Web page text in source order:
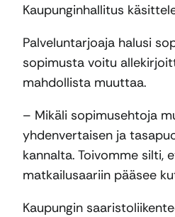
Kaupunginhallitus
Palveluntarjoaja halusi
sopimusta voitu
mahdollista muuttaa.
– Mikäli sopimusehtoja
yhdenvertaisen ja
kannalta. Toivomme
matkailusaariin pääsee
Kaupungin